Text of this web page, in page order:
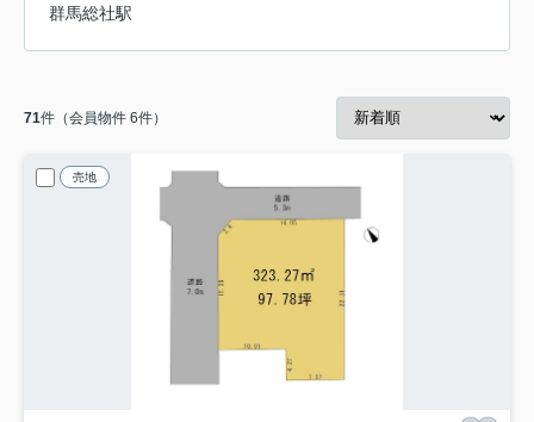
群馬総社駅
71件（会員物件 6件）
売地